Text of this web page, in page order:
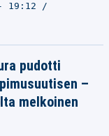
19:12
pudotti
–
melkoinen